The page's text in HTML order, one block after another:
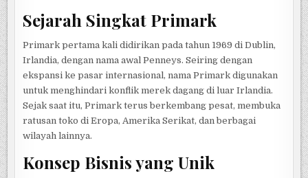
Sejarah Singkat Primark
Primark pertama kali didirikan pada tahun 1969 di Dublin,
Irlandia, dengan nama awal Penneys. Seiring dengan
ekspansi ke pasar internasional, nama Primark digunakan
untuk menghindari konflik merek dagang di luar Irlandia.
Sejak saat itu, Primark terus berkembang pesat, membuka
ratusan toko di Eropa, Amerika Serikat, dan berbagai
wilayah lainnya.
Konsep Bisnis yang Unik